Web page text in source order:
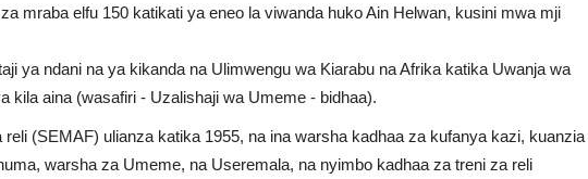
mraba elfu 150 katikati ya eneo la viwanda huko Ain Helwan, kusini mwa mji
ya ndani na ya kikanda na Ulimwengu wa Kiarabu na Afrika katika Uwanja wa
kila aina (wasafiri - Uzalishaji wa Umeme - bidhaa).
(SEMAF) ulianza katika 1955, na ina warsha kadhaa za kufanya kazi, kuanzia
warsha za Umeme, na Useremala, na nyimbo kadhaa za treni za reli